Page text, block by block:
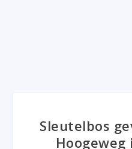
Sleutelbos